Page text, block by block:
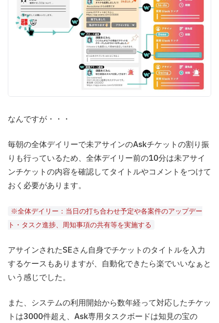
なんですが・・・
毎朝の全体デイリーで未アサインのAskチケットの割り振
りも行っているため、全体デイリー前の10分は未アサイ
ンチケットの内容を確認してタイトルやコメントをつけて
おく必要があります。
※全体デイリー：当日の打ち合わせ予定や各案件のアップデー
ト・タスク進捗、周知事項の共有等を実施する
アサインされたSEさん自身でチケットのタイトルを入力
するケースもありますが、自動化できたら楽でいいなぁと
いう感じでした。
また、システムの利用開始から数年経って対応したチケッ
トは3000件超え、Ask専用タスクボードは知見の宝の